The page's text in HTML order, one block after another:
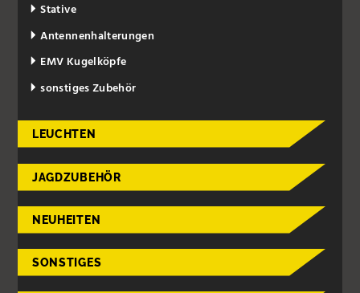
Stative
Antennenhalterungen
EMV Kugelköpfe
sonstiges Zubehör
LEUCHTEN
JAGDZUBEHÖR
NEUHEITEN
SONSTIGES